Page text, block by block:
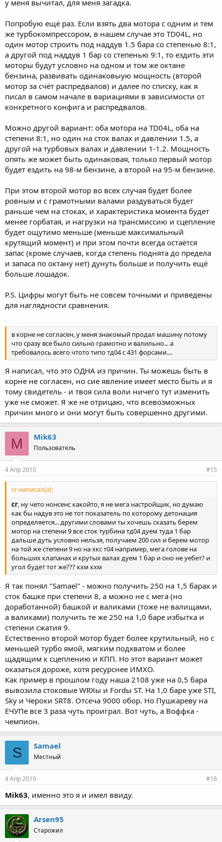
у меня вычитал, для меня загадка.
Попробую ещё раз. Если взять два мотора с одним и тем
же турбокомпрессором, в нашем случае это TD04L, но
один мотор строить под наддув 1.5 бара со степенью 8:1,
а другой под наддув 1 бар со степенью 9:1, то ездить эти
моторы будут условно на одном и том же октане
бензина, развивать одинаковыую мощность (второй
мотор за счёт распредвалов) и далее по списку, как я
писал в самом начале в вариациями в зависимости от
конкретного конфига и распредвалов.
Можно другой вариант: оба мотора на TD04L, оба на
степени 8:1, но один на сток валах и давлении 1.5, а
другой на турбовых валах и давлении 1-1.2. Мощность
опять же может быть одинаковая, только первый мотор
будет ездить на 98-м бензине, а второй на 95-м бензине.
При этом второй мотор во всех случая будет более
ровным и с грамотными валами раздуваться будет
раньше чем на стоках, и характеристика момента будет
менее горбатая, и нагрузки на трансмиссию и сцепление
будет ощутимо меньше (меньше максимальный
крутящий момент) и при этом почти всегда остаётся
запас (кроме случаев, когда степень поднята до предела
и запаса по октану нет) дунуть больше и получить ещё
больше лошадок.
P.S. Цифры могут быть не совсем точными и приведены
для наглядности сравнения.
в корне не согласен, у меня знакомый продал машину потому
что сразу все было сильно грамотно и валильно... а
требовалось всего чтото типо тд04 с 431 форсами....
Я написал, что это ОДНА из причин. Ты можешь быть в
корне не согласен, но сие явление имеет место быть и я
тому свидетель - и твоя сила воли ничего тут изменить
уже не сможет. Я же не отрицаю, что всевозможных
причин много и они могут быть совершенно другими.
M Mik63
Пользователь
4 Апр 2010 #15
cr написал(а):
cr, ну чето нонсенс какойто, я не мега настройщик, но думаю
как бы надув это не тот показатель по которому детонация
определяется... другими словами ты хочешь сказать берем
мотор на степени 9 все сток турбина тд04 дуем туда 1 бар
дальше дуть условно нельзя, получаем 200 сил и берем мотор
на той же степени 9 но на хкс т04 например, мега голове на
больших клапанах и крутых валах дуем 1 бар и оно не уебет? и
угол будет тот же??? кхм кхм
Я так понял "Samael" - можно получить 250 на 1,5 барах и
сток башке при степени 8, а можно не с мега (но
доработанной) башкой и валиками (тоже не валищами,
а валиками) получить те же 250 на 1,0 баре избытка и
степени сжатия 9.
Естественно второй мотор будет более крутильный, но с
меньшей турбо ямой, мягким подхватом и более
щадящим к сцеплению и КПП. Но этот вариант может
оказаться дороже, хотя ресурснее ИМХО.
Как пример в прошлом году наша 2108 уже на 0,5 бара
вывозила стоковые WRXы и Fordы ST. На 1,0 баре уже STI,
Sky и Чероки SRT8. Отсеча 9000 обор. Но Пушкареву на
ЕЧУПе все 3 раза чуть проиграл. Вот чуть, а Воффка -
чемпион.
S Samael
Местный
4 Апр 2010 #16
Mik63, именно это я и имел ввиду.
Arsen95
Старожил